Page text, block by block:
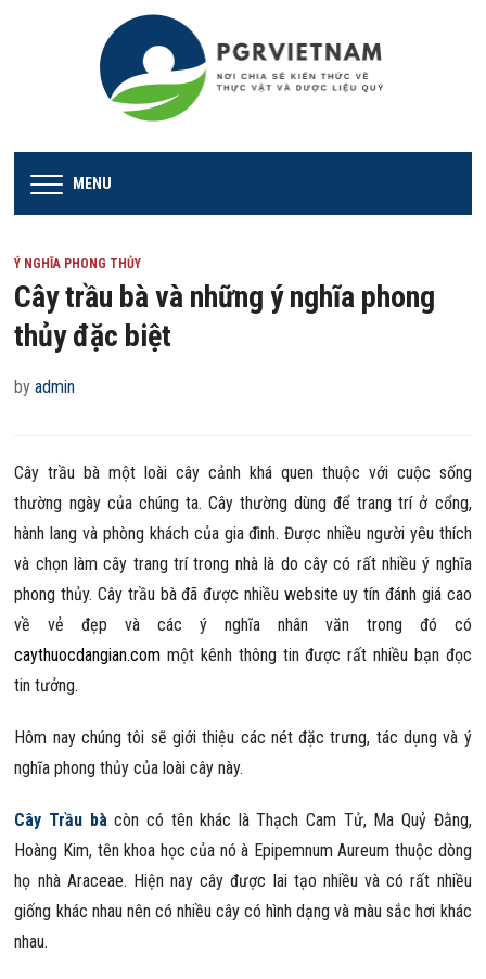
MENU
Ý NGHĨA PHONG THỦY
Cây trầu bà và những ý nghĩa phong
thủy đặc biệt
byadmin
Cây trầu bà một loài cây cảnh khá quen thuộc với cuộc sống
thường ngày của chúng ta. Cây thường dùng để trang trí ở cổng,
hành lang và phòng khách của gia đình. Được nhiều người yêu thích
và chọn làm cây trang trí trong nhà là do cây có rất nhiều ý nghĩa
phong thủy. Cây trầu bà đã được nhiều website uy tín đánh giá cao
về vẻ đẹp và các ý nghĩa nhân văn trong đó có
caythuocdangian.commột kênh thông tin được rất nhiều bạn đọc
tin tưởng.
Hôm nay chúng tôi sẽ giới thiệu các nét đặc trưng, tác dụng và ý
nghĩa phong thủy của loài cây này.
Cây Trầu bà còn có tên khác là Thạch Cam Tử, Ma Quỷ Đằng,
Hoàng Kim, tên khoa học của nó à Epipemnum Aureum thuộc dòng
họ nhà Araceae. Hiện nay cây được lai tạo nhiều và có rất nhiều
giống khác nhau nên có nhiều cây có hình dạng và màu sắc hơi khác
nhau.